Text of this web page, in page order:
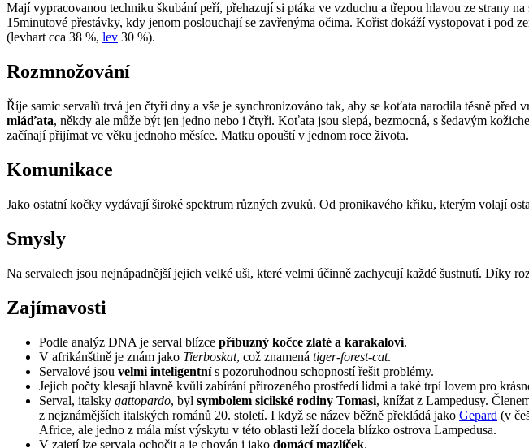
Mají vypracovanou techniku škubání peří, přehazují si ptáka ve vzduchu a třepou hlavou ze strany
15minutové přestávky, kdy jenom poslouchají se zavřenýma očima. Kořist dokáží vystopovat i pod
(levhart cca 38 %, lev 30 %).
Rozmnožování
Říje samic servalů trvá jen čtyři dny a vše je synchronizováno tak, aby se koťata narodila těsně
mláďata, někdy ale může být jen jedno nebo i čtyři. Koťata jsou slepá, bezmocná, s šedavým
začínají přijímat ve věku jednoho měsíce. Matku opouští v jednom roce života.
Komunikace
Jako ostatní kočky vydávají široké spektrum různých zvuků. Od pronikavého křiku, kterým volají
Smysly
Na servalech jsou nejnápadnější jejich velké uši, které velmi účinně zachycují každé šustnutí. Díky
Zajímavosti
Podle analýz DNA je serval blízce příbuzný kočce zlaté a karakalovi.
V afrikánštině je znám jako Tierboskat, což znamená tiger-forest-cat.
Servalové jsou velmi inteligentnís pozoruhodnou schopností řešit problémy.
Jejich počty klesají hlavně kvůli zabírání přirozeného prostředí lidmi a také trpí lovem pro
Serval, italsky gattopardo, byl symbolem sicilské rodiny Tomasi, knížat z Lampedusy.
z nejznámějších italských románů 20. století. I když se název běžně překládá jako Gepard (v
Africe, ale jedno z mála míst výskytu v této oblasti leží docela blízko ostrova Lampedusa.
V zajetí lze servala ochočit a je chován i jako domácí mazlíček.